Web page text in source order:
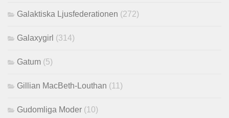
Galaktiska Ljusfederationen (272)
Galaxygirl (314)
Gatum (5)
Gillian MacBeth-Louthan (11)
Gudomliga Moder (10)